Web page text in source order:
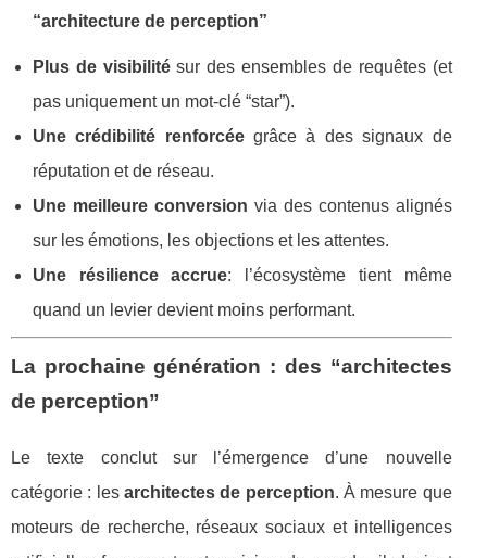
“architecture de perception”
Plus de visibilitésur des ensembles de requêtes (et
pas uniquement un mot-clé “star”).
Une crédibilité renforcéegrâce à des signaux de
réputation et de réseau.
Une meilleure conversion via des contenus alignés
sur les émotions, les objections et les attentes.
Une résilience accrue: l’écosystème tient même
quand un levier devient moins performant.
La prochaine génération : des “architectes
de perception”
Le texte conclut sur l’émergence d’une nouvelle
catégorie : les architectes de perception. À mesure que
moteurs de recherche, réseaux sociaux et intelligences